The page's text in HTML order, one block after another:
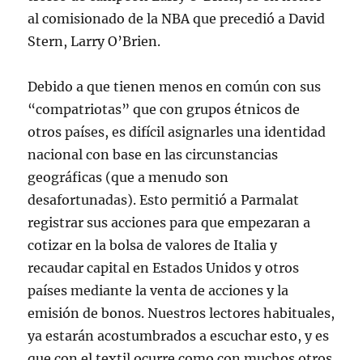
al comisionado de la NBA que precedió a David
Stern, Larry O’Brien.
Debido a que tienen menos en común con sus
“compatriotas” que con grupos étnicos de
otros países, es difícil asignarles una identidad
nacional con base en las circunstancias
geográficas (que a menudo son
desafortunadas). Esto permitió a Parmalat
registrar sus acciones para que empezaran a
cotizar en la bolsa de valores de Italia y
recaudar capital en Estados Unidos y otros
países mediante la venta de acciones y la
emisión de bonos. Nuestros lectores habituales,
ya estarán acostumbrados a escuchar esto, y es